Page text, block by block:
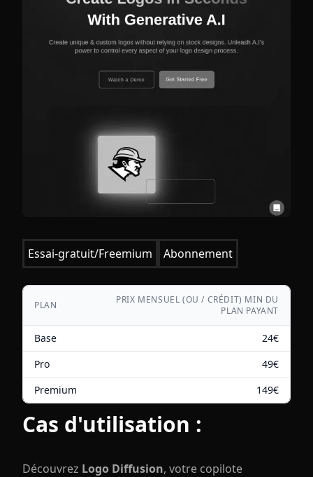
Essai-gratuit/Freemium Abonnement
PLAN
PRIX MENSUEL (OU / CRÉDIT) MIN DU
PLAN PAYANT
Base 24€
Pro
49€
Premium
149€
Cas d'utilisation :
Découvrez Logo Diffusion, votre copilote